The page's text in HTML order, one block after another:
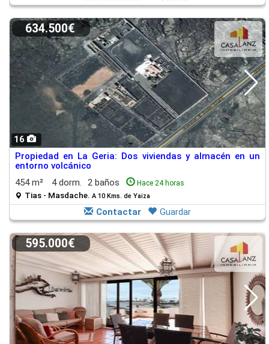
16
634.500€
Propiedad en La Geria: Dos viviendas y almacén en un
entorno volcánico
454 m²
4 dorm. 2 baños Hace 24 horas
Tias - Masdache. A 10 Kms. de Yaiza
Contactar Guardar
595.000€